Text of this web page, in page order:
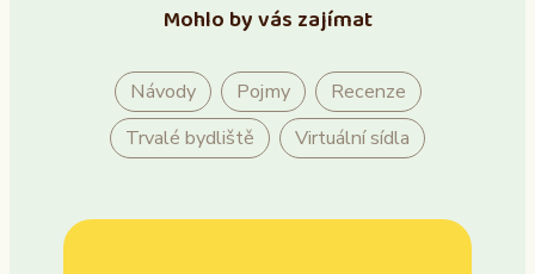
Mohlo by vás zajímat
Návody Pojmy
Recenze
Trvalé bydliště
Virtuální sídla